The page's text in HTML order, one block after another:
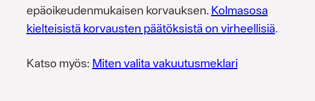
epäoikeudenmukaisen korvauksen. Kolmasosa
kielteisistä korvausten päätöksistä on virheellisiä.
Katso myös: Miten valita vakuutusmeklari